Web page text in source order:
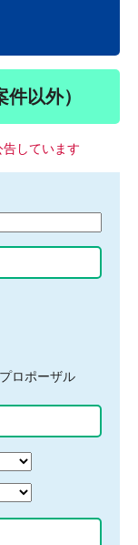
以外）
告しています
ロポーザル